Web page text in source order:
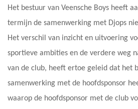
Het bestuur van Veensche Boys heeft
termijn de samenwerking met Djops
Het verschil van inzicht en uitvoering
sportieve ambities en de verdere weg
van de club, heeft ertoe geleid dat het
samenwerking met de hoofdsponsor
waarop de hoofdsponsor met de club